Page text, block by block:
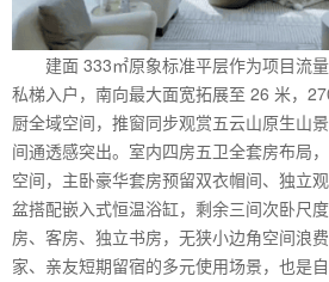
建面 333㎡原象标准平层作为项目流量
私梯入户，南向最大面宽拓展至 26 米，
厨全域空间，推窗同步观赏五云山原生山
间通透感突出。室内四房五卫全套房布局
空间，主卧豪华套房预留双衣帽间、独立
盆搭配嵌入式恒温浴缸，剩余三间次卧尺
房、客房、独立书房，无狭小边角空间浪
家、亲友短期留宿的多元使用场景，也是